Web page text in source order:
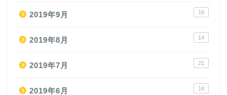
2019年9月 18
2019年8月 14
2019年7月 21
2019年6月 14